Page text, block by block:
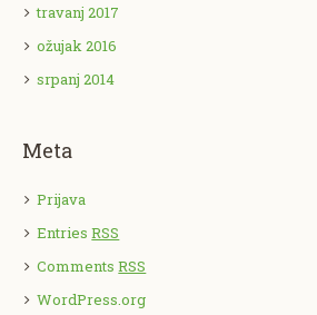
travanj 2017
ožujak 2016
srpanj 2014
Meta
Prijava
EntriesRSS
CommentsRSS
WordPress.org